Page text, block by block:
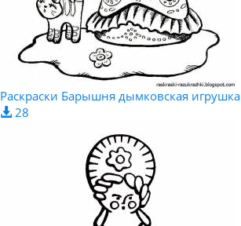
Раскраски Барышня дымковская игрушка
28